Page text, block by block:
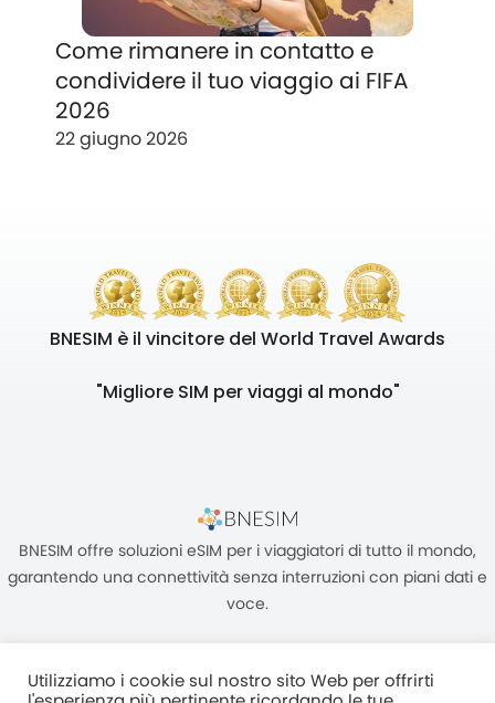
Come rimanere in contatto e
condividere il tuo viaggio ai FIFA
2026
22 giugno 2026
BNESIM è il vincitore del World Travel Awards
"Migliore SIM per viaggi al mondo"
BNESIM offre soluzioni eSIM per i viaggiatori di tutto il mondo,
garantendo una connettività senza interruzioni con piani dati e
voce.
Utilizziamo i cookie sul nostro sito Web per offrirti